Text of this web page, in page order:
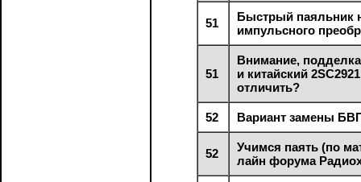
51
Быстрый паяльник
импульсного
51
Внимание,
и китайский
отличить?
52 Вариант замены
52
Учимся паять (по
лайн форума